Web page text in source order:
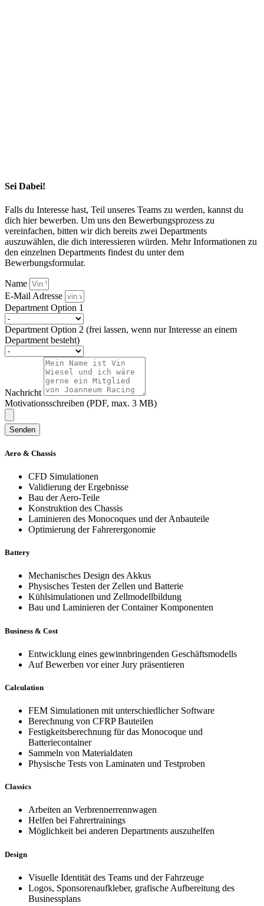
Sei Dabei!
Falls du Interesse hast, Teil unseres Teams zu werden, kannst du
dich hier bewerben. Um uns den Bewerbungsprozess zu
vereinfachen, bitten wir dich bereits zwei Departments
auszuwählen, die dich interessieren würden. Mehr Informationen zu
den einzelnen Departments findest du unter dem
Bewerbungsformular.
Name
E-Mail Adresse
Department Option 1
Department Option 2 (frei lassen, wenn nur Interesse an einem
Department besteht)
Nachricht
Motivationsschreiben (PDF, max. 3 MB)
Senden
Aero & Chassis
CFD Simulationen
Validierung der Ergebnisse
Bau der Aero-Teile
Konstruktion des Chassis
Laminieren des Monocoques und der Anbauteile
Optimierung der Fahrerergonomie
Battery
Mechanisches Design des Akkus
Physisches Testen der Zellen und Batterie
Kühlsimulationen und Zellmodellbildung
Bau und Laminieren der Container Komponenten
Business & Cost
Entwicklung eines gewinnbringenden Geschäftsmodells
Auf Bewerben vor einer Jury präsentieren
Calculation
FEM Simulationen mit unterschiedlicher Software
Berechnung von CFRP Bauteilen
Festigkeitsberechnung für das Monocoque und
Batteriecontainer
Sammeln von Materialdaten
Physische Tests von Laminaten und Testproben
Classics
Arbeiten an Verbrennerrennwagen
Helfen bei Fahrertrainings
Möglichkeit bei anderen Departments auszuhelfen
Design
Visuelle Identität des Teams und der Fahrzeuge
Logos, Sponsorenaufkleber, grafische Aufbereitung des
Businessplans